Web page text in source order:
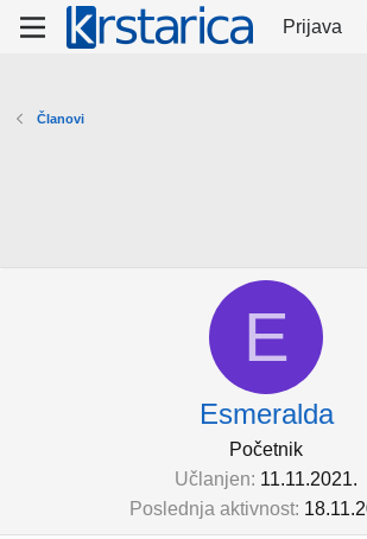
Prijava
Članovi
E
Esmeralda
Početnik
Učlanjen 11.11.2021.
Poslednja aktivnost